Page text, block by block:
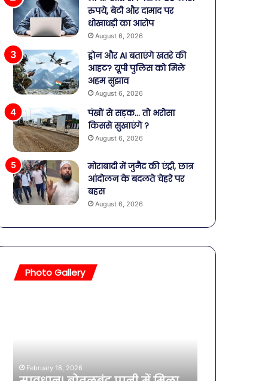
रुपये, बेटी और दामाद पर
धोखाधड़ी का आरोप
August 6, 2026
ड्रोन और AI बताएंगे खतरे की
आहट? यूपी पुलिस को मिले
अहम सुझाव
August 6, 2026
पंखों से सड़क… तो भरोसा
किससे सुखाएंगे ?
August 6, 2026
मोराबादी में जुनैद की एंट्री, छात्र
आंदोलन के बदलते चेहरे पर
बहस
August 6, 2026
Photo Gallery
February 18, 2026